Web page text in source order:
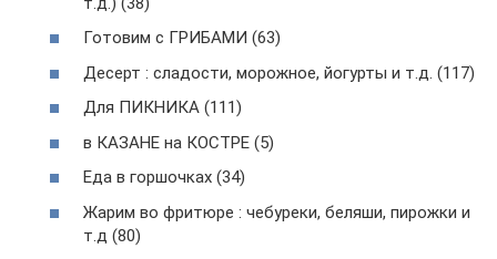
Готовим с ГРИБАМИ (63)
Десерт : сладости, морожное, йогурты и т.д. (117)
Для ПИКНИКА (111)
в КАЗАНЕ на КОСТРЕ (5)
Еда в горшочках (34)
Жарим во фритюре : чебуреки, беляши, пирожки и
т.д (80)